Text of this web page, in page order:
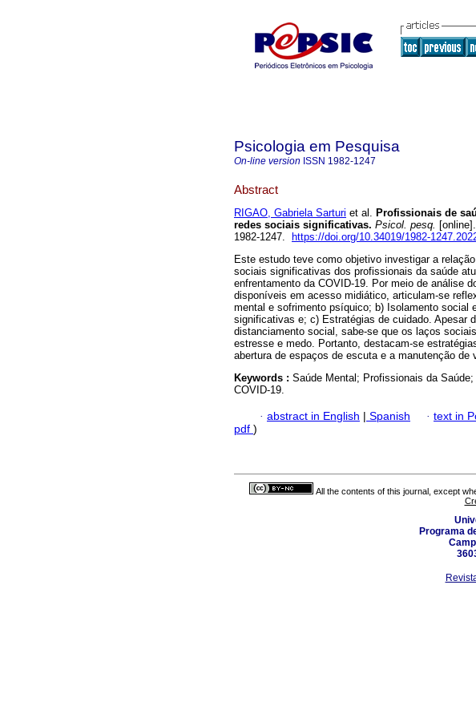
Psicologia em Pesquisa
On-line version ISSN 1982-1247
Abstract
RIGAO, Gabriela Sarturi et al. Profissionais de
redes sociais significativas. Psicol. pesq.
1982-1247.
https://doi.org/10.34019/1982-
Este estudo teve como objetivo investigar a
sociais significativas dos profissionais da saúde
enfrentamento da COVID-19. Por meio de análise
disponíveis em acesso midiático, articulam-se
mental e sofrimento psíquico; b) Isolamento social
significativas e; c) Estratégias de cuidado. Apesar
distanciamento social, sabe-se que os laços
estresse e medo. Portanto, destacam-se
abertura de espaços de escuta e a manutenção de
Keywords : Saúde Mental; Profissionais da
COVID-19.
· abstract in English | Spanish · text in
pdf )
All the contents of this journal, except
Programa